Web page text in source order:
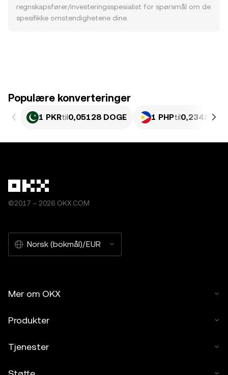
regnskapsfører/investeringsspesialist for spørsmål om de
spesifikke omstendighetene dine.
Populære konverteringer
1 PKRtil0,05128 DOGE 1 PHPtil0,23414
©2017 – 2026 OKX.COM
Norsk (bokmål)/EUR
Mer om OKX
Produkter
Tjenester